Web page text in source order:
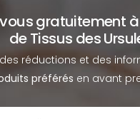
gratuitement
de Tissus des
réductions et des
préférés en avant